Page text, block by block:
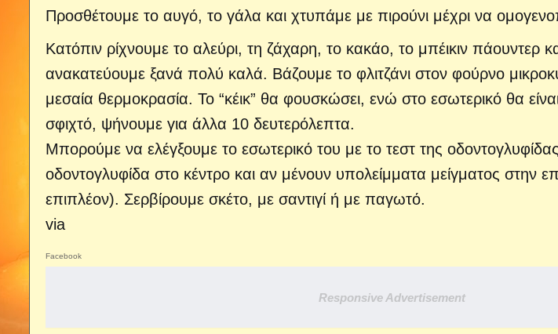
Προσθέτουμε το αυγό, το γάλα και χτυπάμε με πιρούνι μέχρι να
Κατόπιν ρίχνουμε το αλεύρι, τη ζάχαρη, το κακάο, το μπέικιν πάουντερ
ανακατεύουμε ξανά πολύ καλά. Βάζουμε το φλιτζάνι στον φούρνο
μεσαία θερμοκρασία. Το “κέικ” θα φουσκώσει, ενώ στο εσωτερικό θα
σφιχτό, ψήνουμε για άλλα 10 δευτερόλεπτα.
Μπορούμε να ελέγξουμε το εσωτερικό του με το τεστ της
οδοντογλυφίδα στο κέντρο και αν μένουν υπολείμματα μείγματος στην
επιπλέον). Σερβίρουμε σκέτο, με σαντιγί ή με παγωτό.
via
Facebook
Responsive Advertisement